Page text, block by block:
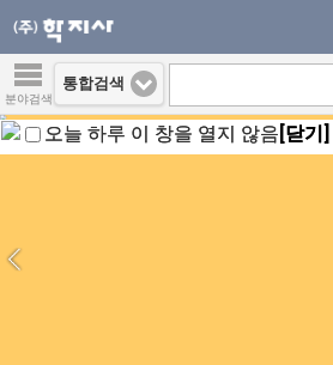
오늘 하루 이 창을 열지 않음 [닫기]
분야검색
통합검색